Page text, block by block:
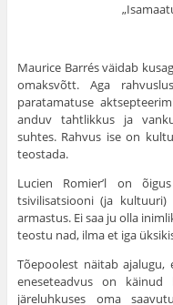
Maurice Barrés väidab
omaksvõtt. Aga
paratamatuse
anduv tahtlikkus ja
suhtes. Rahvus ise on
teostada.
Lucien Romier’l on
tsivilisatsiooni (ja
armastus. Ei saa ju olla
teostu nad, ilma et iga
Tõepoolest näitab
eneseteadvus on
järeluhkuses oma